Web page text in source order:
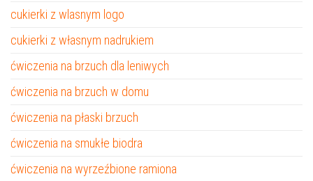
cukierki z wlasnym logo
cukierki z własnym nadrukiem
ćwiczenia na brzuch dla leniwych
ćwiczenia na brzuch w domu
ćwiczenia na płaski brzuch
ćwiczenia na smukłe biodra
ćwiczenia na wyrzeźbione ramiona